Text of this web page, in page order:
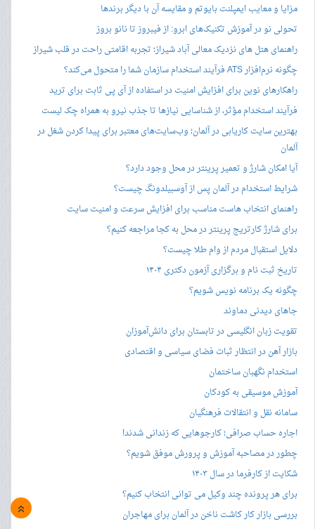
مزایا و معایب ایمپلنت بایوتم و مقایسه آن با دیگر برندها
تحولی نو در آموزش تکنیک‌های ابرو: از فیبروز تا نانو بروز
راهنمای هتل های نزدیک معالی آباد شیراز؛ تجربه اقامتی راحت در قلب شیراز
چگونه نرم‌افزار ATS فرآیند استخدام سازمان شما را متحول می‌کند؟
راهکارهای نوین برای افزایش امنیت در استفاده از آی پی ثابت برای ترید
فرآیند استخدام مؤثر، از شناسایی نیازها تا جذب نیرو به همراه چک لیست
بهترین سایت کاریابی در آلمان؛ وب‌سایت‌های معتبر برای پیدا کردن شغل در
آلمان
آیا امکان شارژ و تعمیر پرینتر در محل وجود دارد؟
شرایط استخدام در آلمان پس از آوسبیلدونگ چیست؟
راهنمای انتخاب هاست مناسب برای افزایش سرعت و امنیت سایت
برای شارژ کارتریج پرینتر در محل به کجا مراجعه کنیم؟
دلایل استقبال مردم از وام طلا چیست؟
تاریخ ثبت نام و برگزاری آزمون دکتری ۱۴۰۴
چگونه یک برنامه نویس شویم؟
جاهای دیدنی دماوند
تقویت زبان انگلیسی در تابستان برای دانش‌آموزان
بازار آهن در انتظار ثبات فضای سیاسی و اقتصادی
استخدام نگهبان ساختمان
آموزش موسیقی به کودکان
سامانه نقل و انتقالات فرهنگیان
اجاره حساب صرافی؛ کارجوهایی که زندانی شدند!
چطور در مصاحبه‌ آموزش و پرورش موفق شویم؟
شکایت از کارفرما در سال ۱۴۰۳
برای هر پرونده چند وکیل می توانی انتخاب کنیم؟
بررسی بازار کار کاشت ناخن در آلمان برای مهاجران
»